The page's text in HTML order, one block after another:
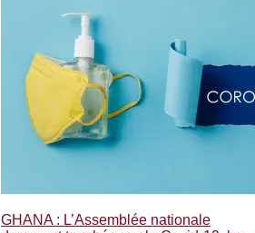
GHANA : L’Assemblée nationale